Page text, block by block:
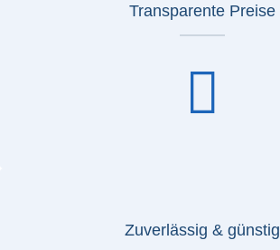
Transparente Preise
Zuverlässig & günstig